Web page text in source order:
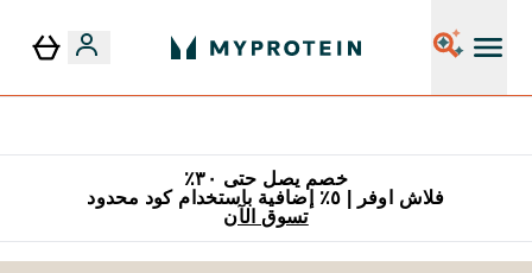
خصم يصل حتى ٣٠٪
فلاش اوفر | ٥٪ إضافية باستخدام كود محدود
تسوق الآن